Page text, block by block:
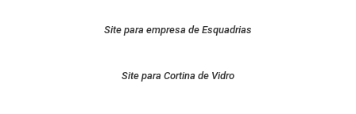
Site para empresa de Esquadrias
Site para Cortina de Vidro